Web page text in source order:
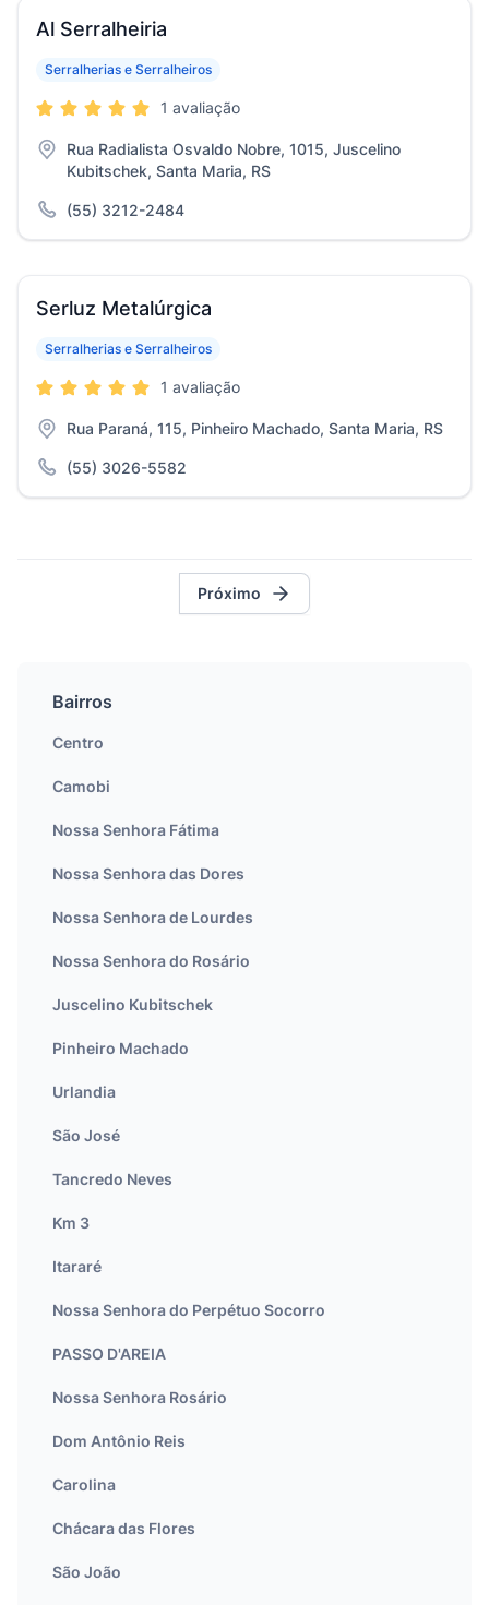
Al Serralheiria
Serralherias e Serralheiros
1 avaliação
Rua Radialista Osvaldo Nobre, 1015, Juscelino
Kubitschek, Santa Maria, RS
(55) 3212-2484
Serluz Metalúrgica
Serralherias e Serralheiros
1 avaliação
Rua Paraná, 115, Pinheiro Machado, Santa Maria, RS
(55) 3026-5582
Próximo
Bairros
Centro
Camobi
Nossa Senhora Fátima
Nossa Senhora das Dores
Nossa Senhora de Lourdes
Nossa Senhora do Rosário
Juscelino Kubitschek
Pinheiro Machado
Urlandia
São José
Tancredo Neves
Km 3
Itararé
Nossa Senhora do Perpétuo Socorro
PASSO D'AREIA
Nossa Senhora Rosário
Dom Antônio Reis
Carolina
Chácara das Flores
São João